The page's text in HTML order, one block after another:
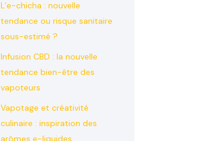
L’e-chicha : nouvelle
tendance ou risque sanitaire
sous-estimé ?
Infusion CBD : la nouvelle
tendance bien-être des
vapoteurs
Vapotage et créativité
culinaire : inspiration des
arômes e-liquides